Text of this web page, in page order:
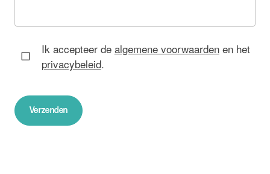
Ik accepteer de algemene voorwaarden en het
privacybeleid.
Verzenden